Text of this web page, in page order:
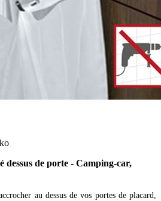
dessus de porte - Camping-car,
au dessus de vos portes de placard,